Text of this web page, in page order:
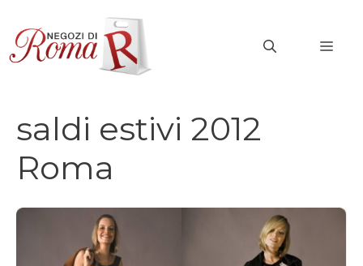
contenuto
saldi estivi 2012
Roma